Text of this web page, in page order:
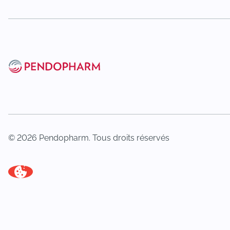
© 2026 Pendopharm. Tous droits réservés